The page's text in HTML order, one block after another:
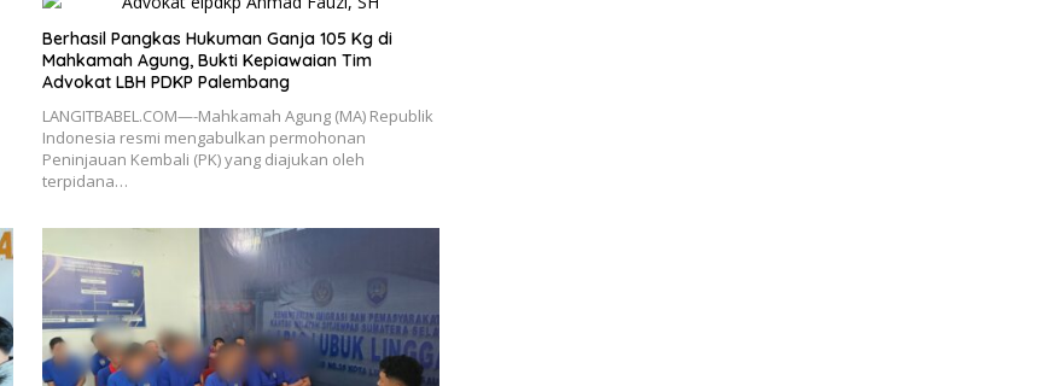
Berhasil Pangkas Hukuman Ganja 105 Kg di
Mahkamah Agung, Bukti Kepiawaian Tim
Advokat LBH PDKP Palembang
LANGITBABEL.COM—-Mahkamah Agung (MA) Republik
Indonesia resmi mengabulkan permohonan
Peninjauan Kembali (PK) yang diajukan oleh
terpidana…